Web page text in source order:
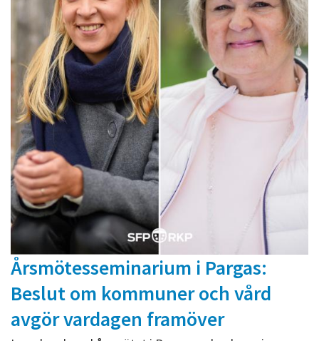
Årsmötesseminarium i Pargas:
Beslut om kommuner och vård
avgör vardagen framöver